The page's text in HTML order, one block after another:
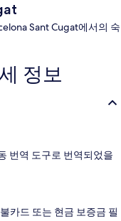
Sant Cugat에서의 숙
정보
번역 도구로 번역되었을
카드 또는 현금 보증금 필